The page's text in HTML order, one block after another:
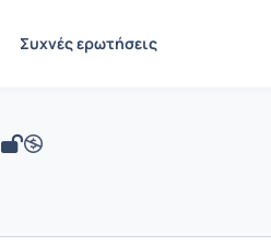
Συχνές ερωτήσεις
Ενότητες μαθήματος